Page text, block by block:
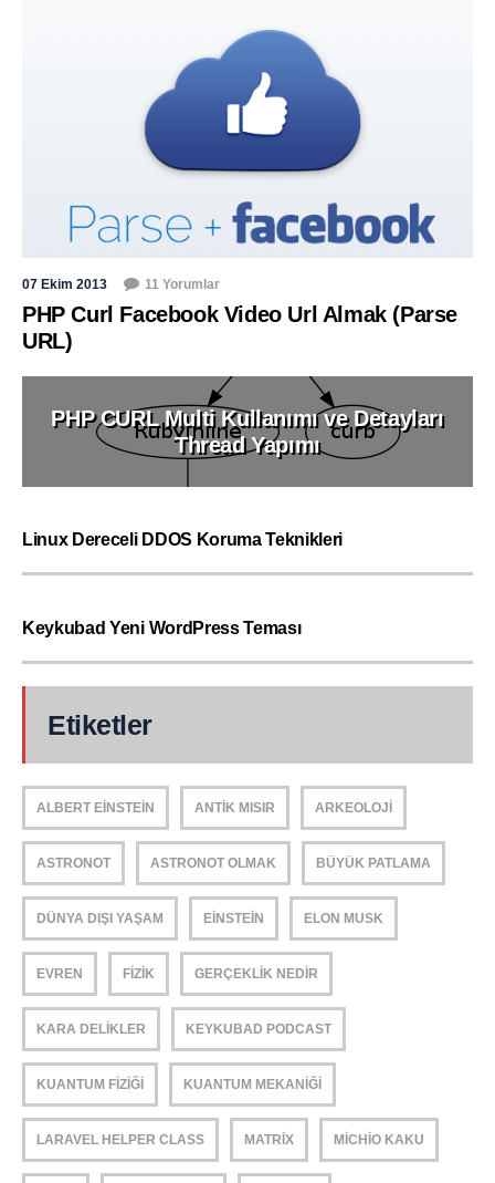
07 Ekim 2013 11 Yorumlar
PHP Curl Facebook Video Url Almak (Parse
URL)
PHP CURL Multi Kullanımı ve Detayları
Thread Yapımı
Linux Dereceli DDOS Koruma Teknikleri
Keykubad Yeni WordPress Teması
Etiketler
ALBERT EINSTEIN ANTIK MISIR ARKEOLOJI
ASTRONOT ASTRONOT OLMAK BÜYÜK PATLAMA
DÜNYA DIŞI YAŞAM EINSTEIN ELON MUSK
EVREN FIZIK GERÇEKLIK NEDIR
KARA DELIKLER KEYKUBAD PODCAST
KUANTUM FIZIĞI KUANTUM MEKANIĞI
LARAVEL HELPER CLASS MATRIX MICHIO KAKU